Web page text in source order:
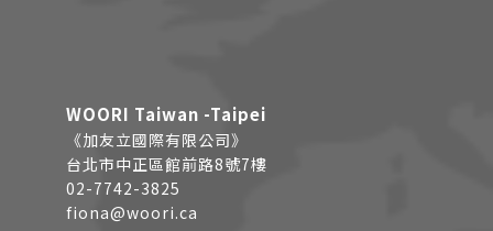
WOORI Taiwan -Taipei
《加友立國際有限公司》
台北市中正區館前路8號7樓
02-7742-3825
fiona@woori.ca